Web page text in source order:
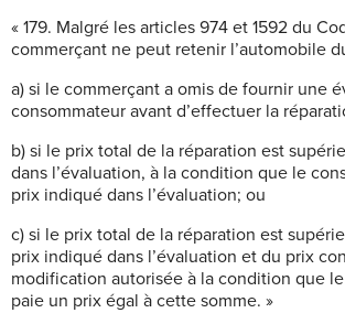
« 179. Malgré les articles 974 et 1592 du
commerçant ne peut retenir l’automobile
a) si le commerçant a omis de fournir une
consommateur avant d’effectuer la
b) si le prix total de la réparation est
dans l’évaluation, à la condition que le
prix indiqué dans l’évaluation; ou
c) si le prix total de la réparation est
prix indiqué dans l’évaluation et du prix
modification autorisée à la condition que
paie un prix égal à cette somme. »